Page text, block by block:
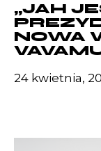
„JAH
NOWA
24 kwietnia,